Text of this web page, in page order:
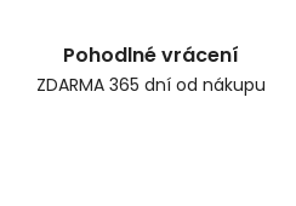
Pohodlné vrácení
ZDARMA 365 dní od nákupu